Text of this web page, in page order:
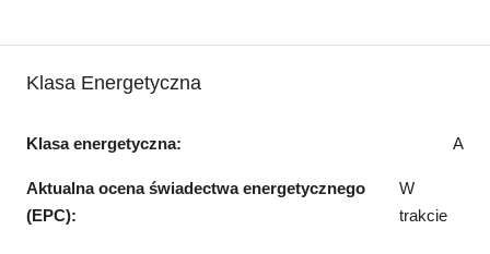
Klasa Energetyczna
Klasa energetyczna: A
Aktualna ocena świadectwa energetycznego
(EPC):
W
trakcie